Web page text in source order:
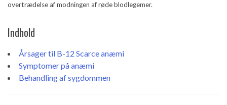
overtrædelse af modningen af ​​røde blodlegemer.
Indhold
Årsager til B-12 Scarce anæmi
Symptomer på anæmi
Behandling af sygdommen